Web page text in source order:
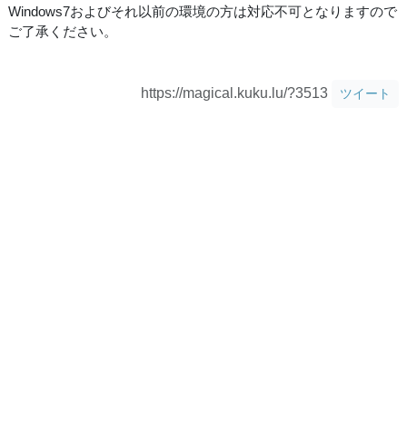
Windows7およびそれ以前の環境の方は対応不可となりますので
ご了承ください。
https://magical.kuku.lu/?3513 ツイート